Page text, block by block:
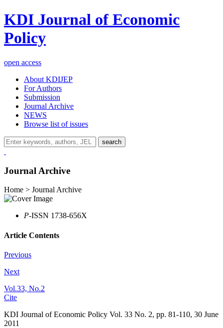
KDI Journal of Economic
Policy
open access
About KDIJEP
For Authors
Submission
Journal Archive
NEWS
Browse list of issues
search
Journal Archive
Home > Journal Archive
P-ISSN 1738-656X
Article Contents
Previous
Next
Vol.33, No.2
Cite
KDI Journal of Economic Policy Vol. 33 No. 2, pp. 81-110, 30 June
2011